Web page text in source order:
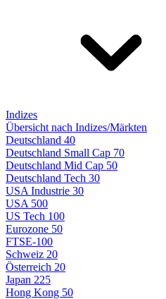
Indizes
Übersicht nach Indizes/Märkten
Deutschland 40
Deutschland Small Cap 70
Deutschland Mid Cap 50
Deutschland Tech 30
USA Industrie 30
USA 500
US Tech 100
Eurozone 50
FTSE-100
Schweiz 20
Österreich 20
Japan 225
Hong Kong 50